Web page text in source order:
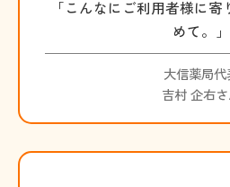
「こんなにご利用者様に
めて。」
大信薬局代
吉村 企右